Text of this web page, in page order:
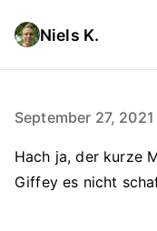
Niels K.
September 27, 2021
Hach ja, der kurze
Giffey es nicht